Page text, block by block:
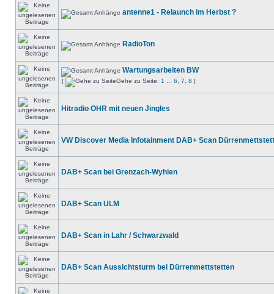
antenne1 - Relaunch im Herbst ?
RadioTon
Wartungsarbeiten BW
[ Gehe zu Seite: 1 6 7 8 ]
Hitradio OHR mit neuen Jingles
VW Discover Media Infotainment DAB+ Scan
DAB+ Scan bei Grenzach-Wyhlen
DAB+ Scan ULM
DAB+ Scan in Lahr / Schwarzwald
DAB+ Scan Aussichtsturm bei Dürrenmettstetten